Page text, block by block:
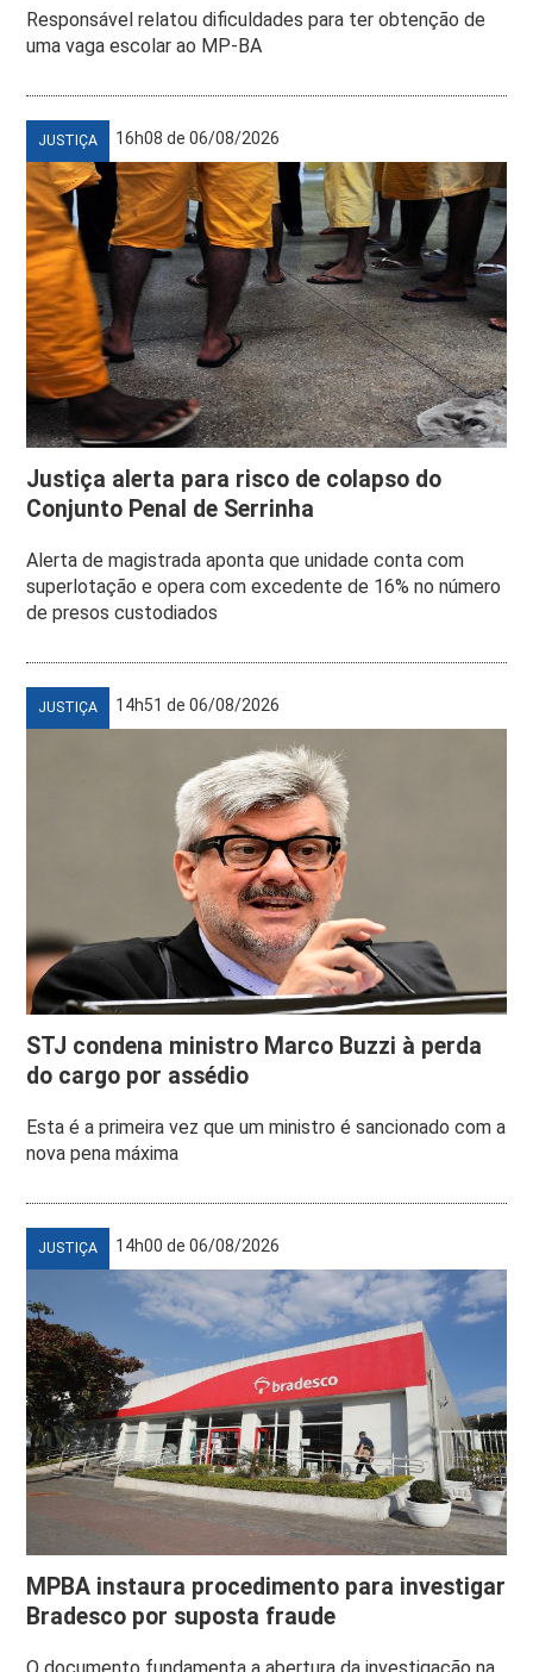
Responsável relatou dificuldades para ter obtenção de
uma vaga escolar ao MP-BA
JUSTIÇA 16h08 de 06/08/2026
Justiça alerta para risco de colapso do
Conjunto Penal de Serrinha
Alerta de magistrada aponta que unidade conta com
superlotação e opera com excedente de 16% no número
de presos custodiados
JUSTIÇA 14h51 de 06/08/2026
STJ condena ministro Marco Buzzi à perda
do cargo por assédio
Esta é a primeira vez que um ministro é sancionado com a
nova pena máxima
JUSTIÇA 14h00 de 06/08/2026
MPBA instaura procedimento para investigar
Bradesco por suposta fraude